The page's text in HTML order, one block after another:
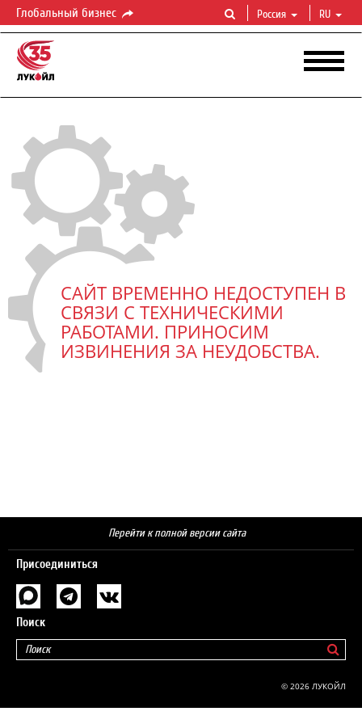
Глобальный бизнес Россия RU
САЙТ ВРЕМЕННО НЕДОСТУПЕН В
СВЯЗИ С ТЕХНИЧЕСКИМИ
РАБОТАМИ. ПРИНОСИМ
ИЗВИНЕНИЯ ЗА НЕУДОБСТВА.
Перейти к полной версии сайта
Присоединиться
Поиск
© 2026 ЛУКОЙЛ